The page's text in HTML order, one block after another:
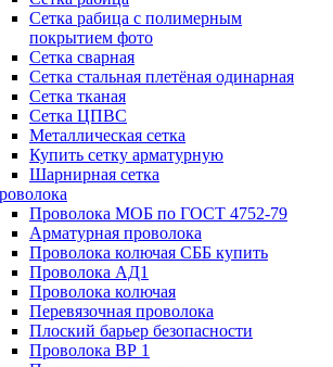
Сетка рабица с полимерным
покрытием фото
Сетка сварная
Сетка стальная плетёная одинарная
Сетка тканая
Сетка ЦПВС
Металлическая сетка
Купить сетку арматурную
Шарнирная сетка
Проволока МОБ по ГОСТ 4752-79
Арматурная проволока
Проволока колючая СББ купить
Проволока АД1
Проволока колючая
Перевязочная проволока
Плоский барьер безопасности
Проволока ВР 1